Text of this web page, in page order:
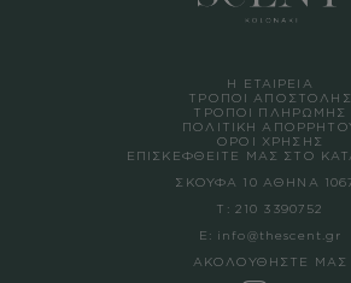
Η ΕΤΑΙΡΕΙΑ
ΤΡΟΠΟΙ ΑΠΟΣΤΟΛΗΣ
ΤΡΟΠΟΙ ΠΛΗΡΩΜΗΣ
ΠΟΛΙΤΙΚΗ
ΟΡΟΙ ΧΡΗΣΗΣ
ΕΠΙΣΚΕΦΘΕΙΤΕ ΜΑΣ ΣΤΟ
ΣΚΟΥΦΑ 10 ΑΘΗΝΑ
Τ: 210 3390752
Ε: info@thescent.gr
ΑΚΟΛΟΥΘΗΣΤΕ ΜΑΣ